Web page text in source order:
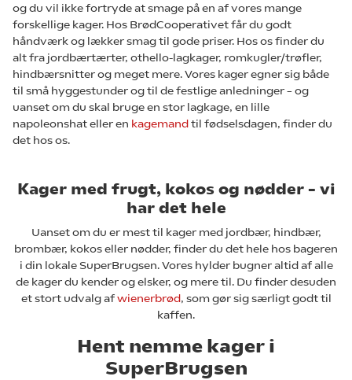
og du vil ikke fortryde at smage på en af vores mange
forskellige kager. Hos BrødCooperativet får du godt
håndværk og lækker smag til gode priser. Hos os finder du
alt fra jordbærtærter, othello-lagkager, romkugler/trøfler,
hindbærsnitter og meget mere. Vores kager egner sig både
til små hyggestunder og til de festlige anledninger – og
uanset om du skal bruge en stor lagkage, en lille
napoleonshat eller en kagemandtil fødselsdagen, finder du
det hos os.
Kager med frugt, kokos og nødder – vi
har det hele
Uanset om du er mest til kager med jordbær, hindbær,
brombær, kokos eller nødder, finder du det hele hos bageren
i din lokale SuperBrugsen. Vores hylder bugner altid af alle
de kager du kender og elsker, og mere til. Du finder desuden
et stort udvalg afwienerbrød, som gør sig særligt godt til
kaffen.
Hent nemme kager i
SuperBrugsen